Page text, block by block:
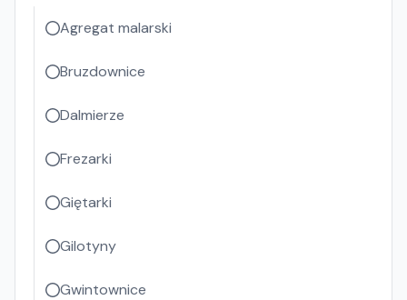
Agregat malarski
Bruzdownice
Dalmierze
Frezarki
Giętarki
Gilotyny
Gwintownice